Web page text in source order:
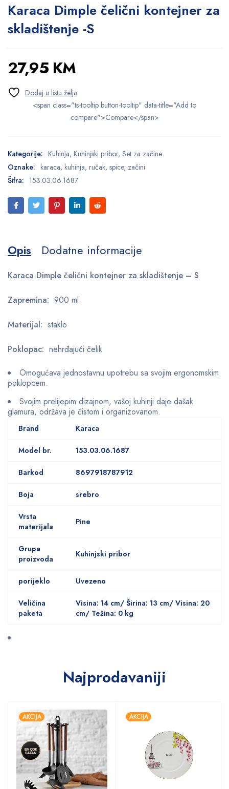
Karaca Dimple čelični kontejner za
skladištenje -S
27,95 KM
<span class="ts-tooltip button-tooltip" data-title="Add to
compare">Compare</span>
Kategorije: Kuhinja, Kuhinjski pribor, Set za začine
Oznake: karaca, kuhinja, ručak, spice, začini
Šifra: 153.03.06.1687
Opis Dodatne informacije
Karaca Dimple čelični kontejner za skladištenje – S
Zapremina: 900 ml
Materijal: staklo
Poklopac: nehrđajući čelik
Omogućava jednostavnu upotrebu sa svojim ergonomskim
poklopcem.
Svojim prelijepim dizajnom, vašoj kuhinji daje dašak
glamura, održava je čistom i organizovanom.
Brand Karaca
Model br. 153.03.06.1687
Barkod 8697918787912
Boja srebro
Vrsta
materijala
Pine
Grupa
proizvoda
Kuhinjski pribor
porijeklo Uvezeno
Veličina
paketa
Visina: 14 cm/ Širina: 13 cm/ Visina: 20
cm/ Težina: 0 kg
Najprodavaniji
AKCIJA AKCIJA